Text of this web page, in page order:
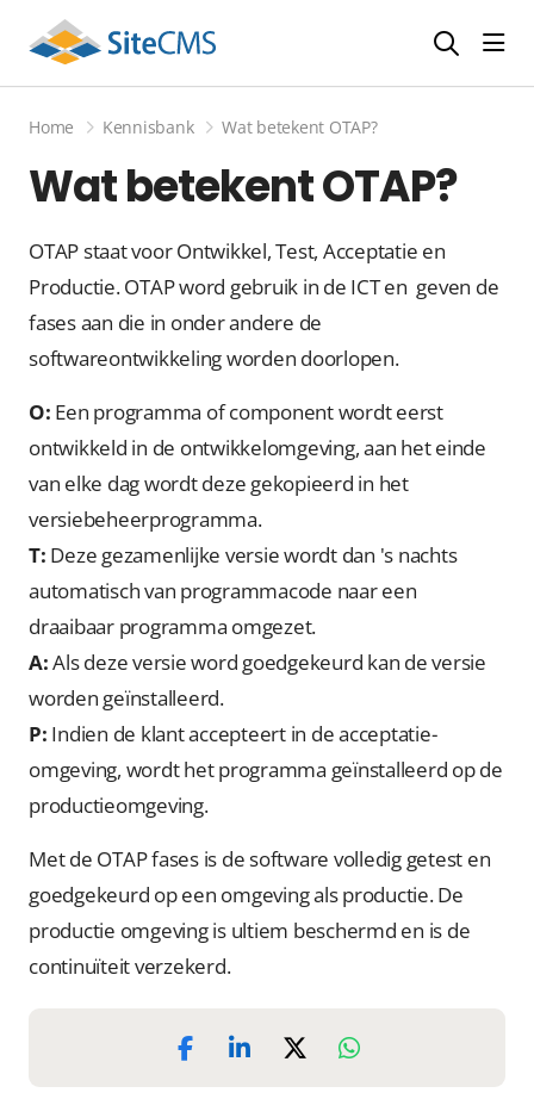
Home Kennisbank Wat betekent OTAP?
Wat betekent OTAP?
OTAP staat voor Ontwikkel, Test, Acceptatie en
Productie. OTAP word gebruik in de ICT en geven de
fases aan die in onder andere de
softwareontwikkeling worden doorlopen.
O: Een programma of component wordt eerst
ontwikkeld in de ontwikkelomgeving, aan het einde
van elke dag wordt deze gekopieerd in het
versiebeheerprogramma.
T: Deze gezamenlijke versie wordt dan 's nachts
automatisch van programmacode naar een
draaibaar programma omgezet.
A:Als deze versie word goedgekeurd kan de versie
worden geïnstalleerd.
P: Indien de klant accepteert in de acceptatie-
omgeving, wordt het programma geïnstalleerd op de
productieomgeving.
Met de OTAP fases is de software volledig getest en
goedgekeurd op een omgeving als productie. De
productie omgeving is ultiem beschermd en is de
continuïteit verzekerd.